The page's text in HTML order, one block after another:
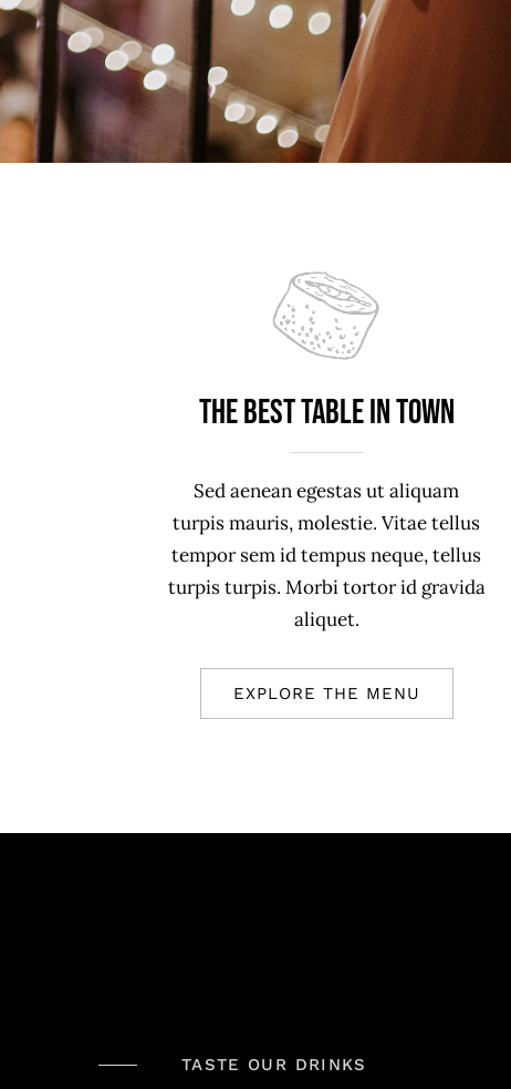
The best table in town
Sed aenean egestas ut aliquam
turpis mauris, molestie. Vitae tellus
tempor sem id tempus neque, tellus
turpis turpis. Morbi tortor id gravida
aliquet.
EXPLORE THE MENU
TASTE OUR DRINKS